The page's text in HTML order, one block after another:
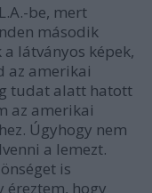
be, mert
második
látványos képek,
az amerikai
tudat alatt hatott
az amerikai
Úgyhogy nem
a lemezt.
is
hogy